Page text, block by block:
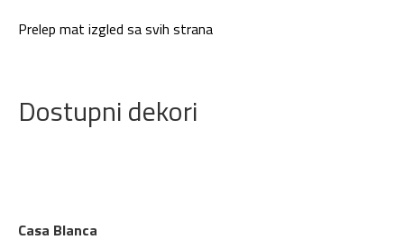
Prelep mat izgled sa svih strana
Dostupni dekori
Casa Blanca